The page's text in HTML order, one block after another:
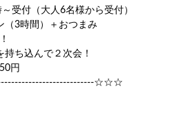
受付（大人6名様から受付）
（3時間）＋おつまみ
ち込んで２次会！
円
☆☆☆